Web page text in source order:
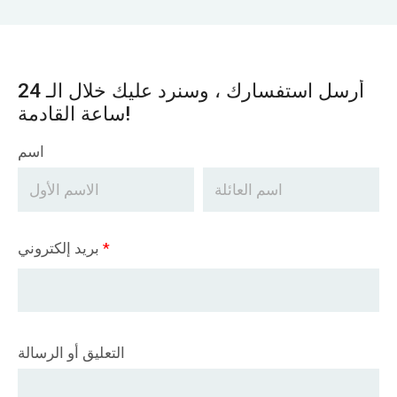
أرسل استفسارك ، وسنرد عليك خلال الـ 24
ساعة القادمة!
اسم
*
التعليق أو الرسالة